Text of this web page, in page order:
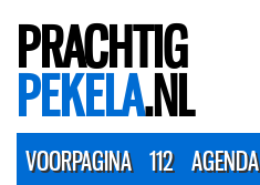
PRACHTIG
PEKELA.NL
VOORPAGINA 112 AGENDA